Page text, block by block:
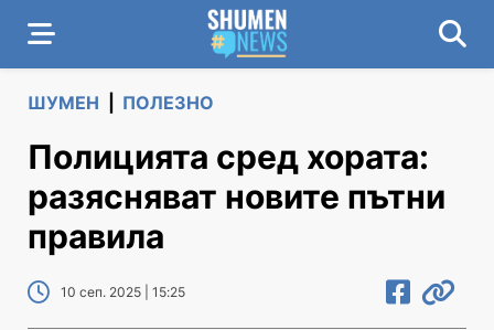
ШУМЕН ПОЛЕЗНО
Полицията сред хората:
разясняват новите пътни
правила
10 сеп. 2025 | 15:25